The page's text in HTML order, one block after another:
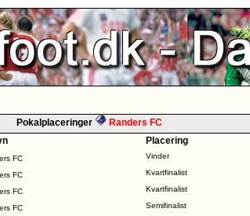
Pokalplaceringer
Randers FC
Placering
FC
Vinder
FC
Kvartfinalist
FC
Kvartfinalist
FC
Semifinalist